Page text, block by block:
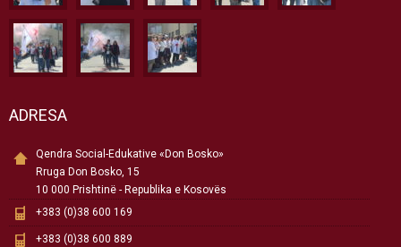
ADRESA
Qendra Social-Edukative «Don Bosko»
Rruga Don Bosko, 15
10 000 Prishtinë - Republika e Kosovës
+383 (0)38 600 169
+383 (0)38 600 889